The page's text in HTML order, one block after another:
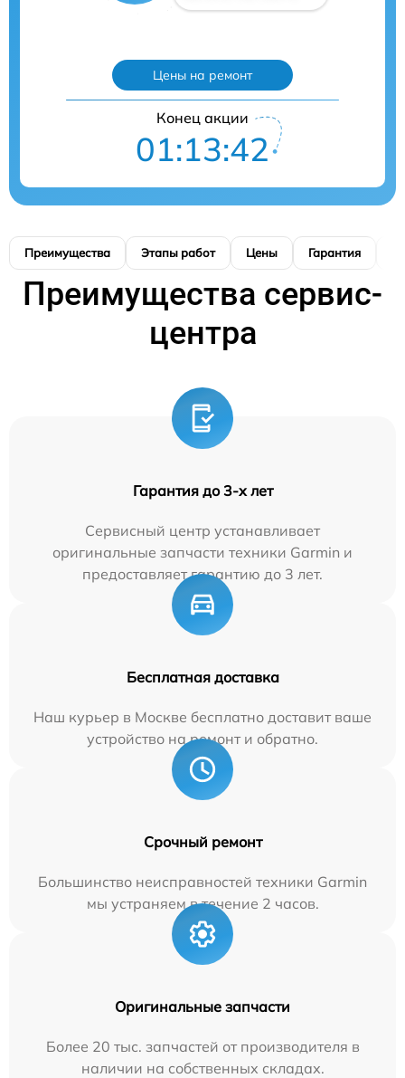
Цены на ремонт
Конец акции
01:13:41
Преимущества Этапы работ Цены Гарантия
Преимущества сервис-
центра
Гарантия до 3-х лет
Сервисный центр устанавливает
оригинальные запчасти техники Garmin и
предоставляет гарантию до 3 лет.
Бесплатная доставка
Наш курьер в Москве бесплатно доставит ваше
устройство на ремонт и обратно.
Срочный ремонт
Большинство неисправностей техники Garmin
мы устраняем в течение 2 часов.
Оригинальные запчасти
Более 20 тыс. запчастей от производителя в
наличии на собственных складах.